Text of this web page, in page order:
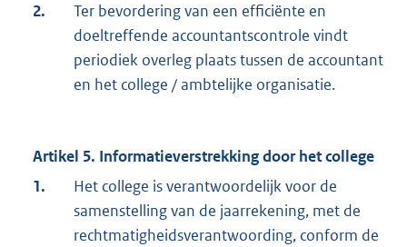
2.
Ter bevordering van een efficiënte en
doeltreffende accountantscontrole vindt
periodiek overleg plaats tussen de accountant
en het college / ambtelijke organisatie.
Artikel 5. Informatieverstrekking door het college
1.
Het college is verantwoordelijk voor de
samenstelling van de jaarrekening, met de
rechtmatigheidsverantwoording, conform de